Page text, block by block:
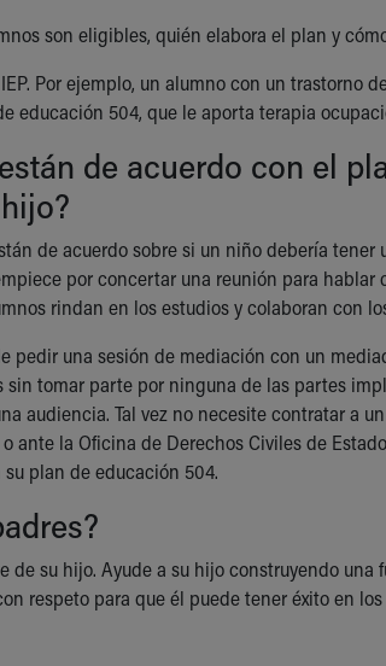
son eligibles, quién elabora el plan y
Por ejemplo, un alumno con un trastorno
educación 504, que le aporta terapia
de acuerdo con el
de acuerdo sobre si un niño debería
por concertar una reunión para
rindan en los estudios y colaboran con
pedir una sesión de mediación con un
tomar parte por ninguna de las partes
audiencia. Tal vez no necesite contratar a
ante la Oficina de Derechos Civiles de
plan de educación 504.
de su hijo. Ayude a su hijo construyendo
respeto para que él puede tener éxito en los